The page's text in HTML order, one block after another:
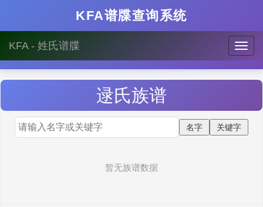
KFA谱牒查询系统
KFA - 姓氏谱牒
逯氏族谱
暂无族谱数据